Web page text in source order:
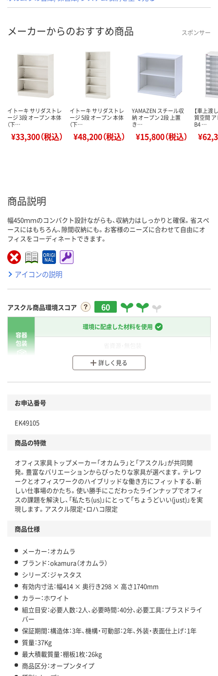
メーカーからのおすすめ商品 スポンサー
イトーキ サリダストレ
ージ 3段 オープン 本体
（下…
¥33,300（税込）
イトーキ サリダストレ
ージ 5段 オープン 本体
（下…
¥48,200（税込）
YAMAZEN スチール収
納 オープン 2段 上置
き…
¥15,800（税込）
【車上渡
質空間
B4 …
商品説明
幅450ｍｍのコンパクト設計ながらも、収納力はしっかりと確保。省スペ
ースにはもちろん、隙間収納にも。お客様のニーズに合わせて自由にオ
フィスをコーディネートできます。
アイコンの説明
アスクル商品環境スコア 60
容器
包装
環境に配慮した材料を使用
分別・リサイクルしやすい設計
本体
仕組
アスクルで資源循環している
温室効果ガスなどの削減
この商品の環境配慮ポイントです。下記商品詳細「
詳しく見る
お申込番号
EK49105
商品の特徴
オフィス家具トップメーカー「オカムラ」と「アスクル」が共同開
発。豊富なバリエーションからぴったりな家具が選べます。テレワ
ークとオフィスワークのハイブリッドな働き方にフィットする、新
しい仕事場のかたち。使い勝手にこだわったラインナップでオフィ
スの課題を解決し、「私たち(us)」にとって「ちょうどいい(just)」を実
現します。アスクル限定・ロハコ限定
商品仕様
メーカー：オカムラ
ブランド：okamura（オカムラ）
シリーズ：ジャスタス
有効内寸法：幅414 × 奥行き298 × 高さ1740mm
カラー：ホワイト
組立目安：必要人数：2人、必要時間：40分、必要工具：プラスドライ
バー
保証期間：構造体：3年、機構・可動部：2年、外装・表面仕上げ：1年
質量：37Kg
最大積載質量：棚板1枚：26kg
商品区分：オープンタイプ